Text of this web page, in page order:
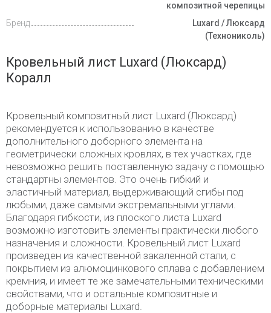
композитной черепицы
Бренд
Luxard / Люксард
(Технониколь)
Кровельный лист Luxard (Люксард)
Коралл
Кровельный композитный лист Luxard (Люксард)
рекомендуется к использованию в качестве
дополнительного доборного элемента на
геометрически сложных кровлях, в тех участках, где
невозможно решить поставленную задачу с помощью
стандартны элементов. Это очень гибкий и
эластичный материал, выдерживающий сгибы под
любыми, даже самыми экстремальными углами.
Благодаря гибкости, из плоского листа Luxard
возможно изготовить элементы практически любого
назначения и сложности. Кровельный лист Luxard
произведен из качественной закаленной стали, с
покрытием из алюмоцинкового сплава с добавлением
кремния, и имеет те же замечательными техническими
свойствами, что и остальные композитные и
доборные материалы Luxard.